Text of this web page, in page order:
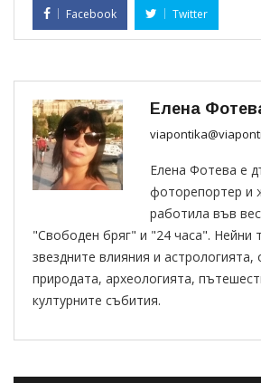
Facebook Twitter
Елена
Елена Фотева е
фоторепортер и
работила във
"Свободен бряг" и "24 часа". Нейни
звездните влияния и астрологията,
природата, археологията,
културните събития.